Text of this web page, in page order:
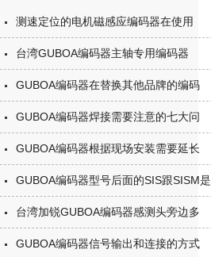
测速定位的电机磁感应编码器在使用
台湾GUBOA编码器主轴专用编码器
GUBOA编码器在替换其他品牌的编码
GUBOA编码器焊接需要注意的七大问
GUBOA编码器根据现场安装需要延长
GUBOA编码器型号后面的SIS跟SISM是
台湾加锐GUBOA编码器感测头旁边多
GUBOA编码器信号输出和连接的方式